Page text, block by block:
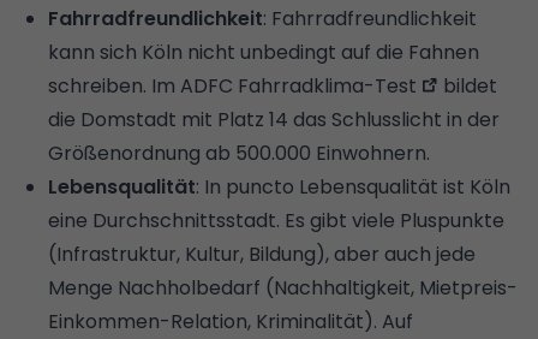
Fahrradfreundlichkeit: Fahrradfreundlichkeit
kann sich Köln nicht unbedingt auf die Fahnen
schreiben. Im ADFC Fahrradklima-Test
bildet
die Domstadt mit Platz 14 das Schlusslicht in der
Größenordnung ab 500.000 Einwohnern.
Lebensqualität: In puncto Lebensqualität ist Köln
eine Durchschnittsstadt. Es gibt viele Pluspunkte
(Infrastruktur, Kultur, Bildung), aber auch jede
Menge Nachholbedarf (Nachhaltigkeit, Mietpreis-
Einkommen-Relation, Kriminalität). Auf